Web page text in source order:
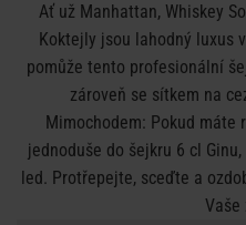
Ať už Manhattan, Whiskey
Koktejly jsou lahodný luxus
pomůže tento profesionální
zároveň se sítkem na
Mimochodem: Pokud
jednoduše do šejkru 6 cl
led. Protřepejte, sceďte a
Vaše